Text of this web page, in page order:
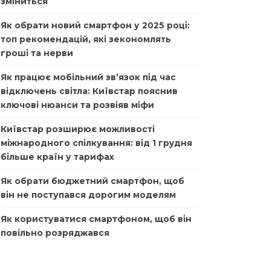
Як обрати новий смартфон у 2025 році:
топ рекомендацій, які зекономлять
гроші та нерви
Як працює мобільний зв’язок під час
відключень світла: Київстар пояснив
ключові нюанси та розвіяв міфи
Київстар розширює можливості
міжнародного спілкування: від 1 грудня
більше країн у тарифах
Як обрати бюджетний смартфон, щоб
він не поступався дорогим моделям
Як користуватися смартфоном, щоб він
повільно розряджався